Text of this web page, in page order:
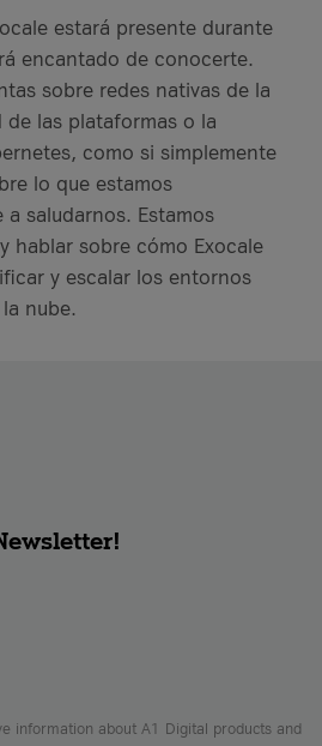
estará presente durante
encantado de conocerte.
sobre redes nativas de la
las plataformas o la
como si simplemente
lo que estamos
saludarnos. Estamos
hablar sobre cómo Exocale
y escalar los entornos
nube.
information about A1 Digital products and